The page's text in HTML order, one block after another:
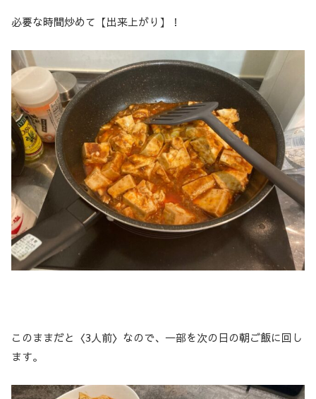
必要な時間炒めて【出来上がり】！
このままだと〈3人前〉なので、一部を次の日の朝ご飯に回し
ます。